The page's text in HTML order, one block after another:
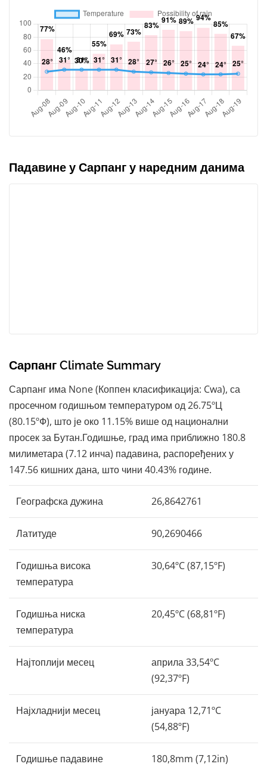
Падавине у Сарпанг у наредним данима
Сарпанг Climate Summary
Сарпанг има None (Коппен класификација: Cwa), са
просечном годишњом температуром од 26.75ºЦ
(80.15ºФ), што је око 11.15% више од национални
просек за Бутан.Годишње, град има приближно 180.8
милиметара (7.12 инча) падавина, распоређених у
147.56 кишних дана, што чини 40.43% године.
Географска дужина 26,8642761
Латитуде 90,2690466
Годишња висока
температура
30,64ºC (87,15ºF)
Годишња ниска
температура
20,45ºC (68,81ºF)
Најтоплији месец
априла 33,54ºC
(92,37ºF)
Најхладнији месец
јануара 12,71ºC
(54,88ºF)
Годишње падавине 180,8mm (7,12in)